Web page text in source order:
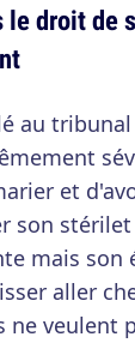
le droit de
au
et
son stérilet
mais son
aller
ne veulent